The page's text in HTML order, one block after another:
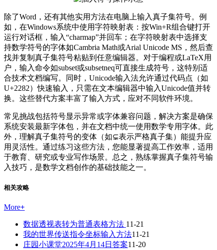
除了Word，还有其他实用方法在电脑上输入真子集符号。例
如，在Windows系统中使用字符映射表：按Win+R组合键打开
运行对话框，输入“charmap”并回车；在字符映射表中选择支
持数学符号的字体如Cambria Math或Arial Unicode MS，然后查
找并复制真子集符号粘贴到任意编辑器。对于编程或LaTeX用
户，输入命令如subset或subsetneq可直接生成符号，这特别适
合技术文档编写。同时，Unicode输入法允许通过代码点（如
U+2282）快速输入，只需在文本编辑器中输入Unicode值并转
换。这些替代方案丰富了输入方式，应对不同软件环境。
常见挑战包括符号显示异常或字体兼容问题，解决方案是确保
系统安装最新字体包，并在文档中统一使用数学专用字体。此
外，理解真子集符号的变体（如⊊表示严格真子集）能提升应
用灵活性。通过练习这些方法，您能显著提高工作效率，适用
于教育、研究或专业写作场景。总之，熟练掌握真子集符号输
入技巧，是数学文档创作的基础技能之一。
相关攻略
More+
数据透视表转为普通表格方法 11-21
我的世界传送指令坐标输入方法11-21
庄园小课堂2025年4月14日答案11-20